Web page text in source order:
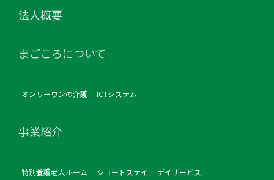
法人概要
まごころについて
オンリーワンの介護 ICTシステム
事業紹介
特別養護老人ホーム ショートステイ
デイサービス